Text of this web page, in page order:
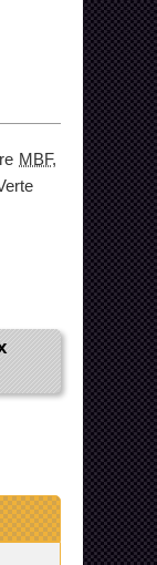
MBF,